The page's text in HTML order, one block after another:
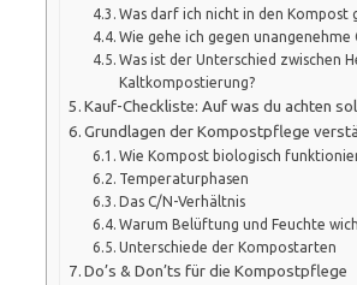
Was darf ich nicht in den Kompost
Wie gehe ich gegen unangenehme
Was ist der Unterschied zwischen
Kaltkompostierung?
Kauf-Checkliste: Auf was du achten
Grundlagen der Kompostpflege
Wie Kompost biologisch
Temperaturphasen
Das C/N-Verhältnis
Warum Belüftung und Feuchte
Unterschiede der Kompostarten
Do’s & Don’ts für die Kompostpflege